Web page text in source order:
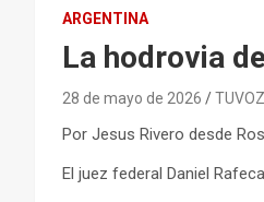
ARGENTINA
La hodrovia
28 de mayo de 2026
Por Jesus Rivero desde
El juez federal Daniel